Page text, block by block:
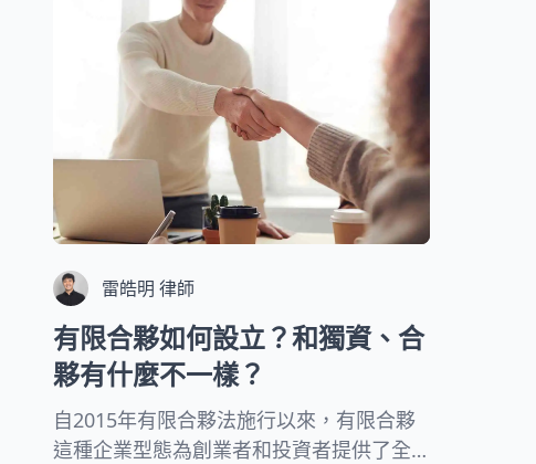
雷皓明 律師
有限合夥如何設立？和獨資、合
夥有什麼不一樣？
自2015年有限合夥法施行以來，有限合夥
這種企業型態為創業者和投資者提供了全